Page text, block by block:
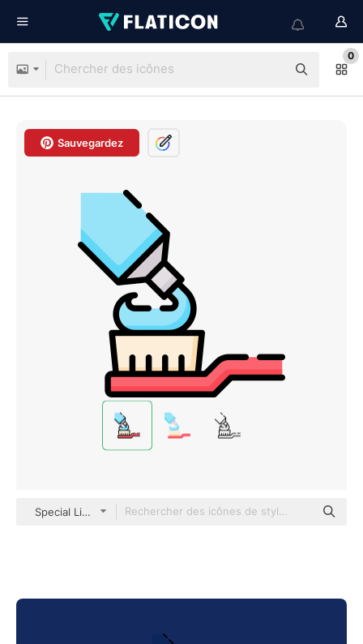
0
Sauvegardez
Special Lineal color